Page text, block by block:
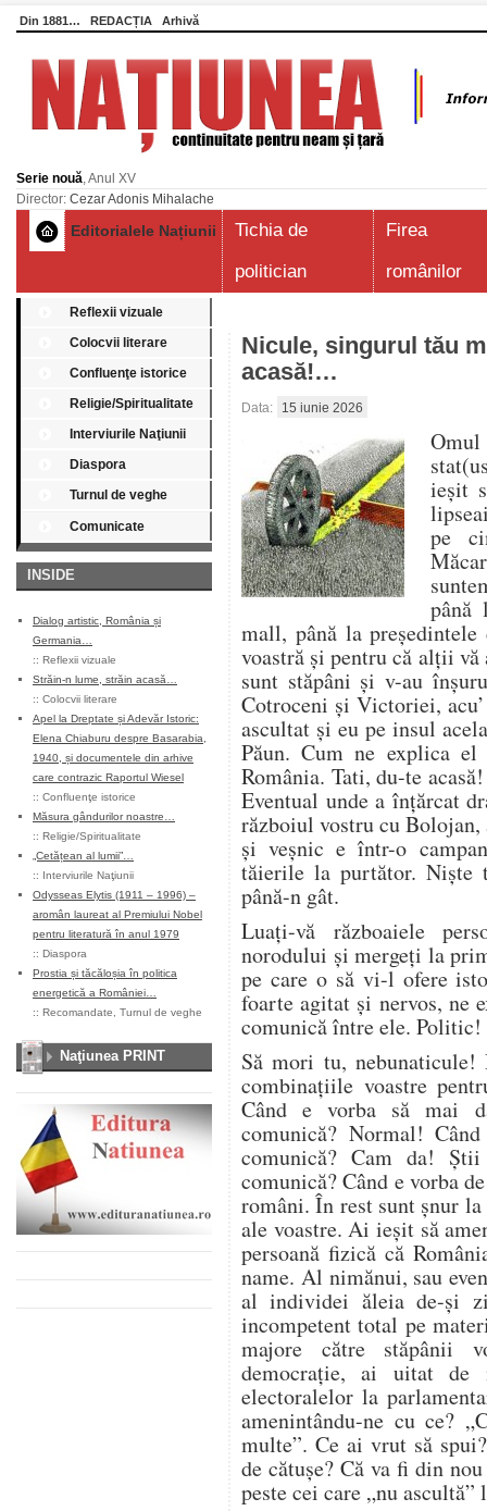
Din 1881… REDACȚIA Arhivă
Serie nouă, Anul XV
Director: Cezar Adonis Mihalache
Editorialele Națiunii
Tichia de
politician
Firea
românilor
Reflexii vizuale
Colocvii literare
Confluenţe istorice
Religie/Spiritualitate
Interviurile Naţiunii
Diaspora
Turnul de veghe
Comunicate
INSIDE
Dialog artistic, România și
Germania…
:: Reflexii vizuale
Străin-n lume, străin acasă…
:: Colocvii literare
Apel la Dreptate și Adevăr Istoric:
Elena Chiaburu despre Basarabia,
1940, și documentele din arhive
care contrazic Raportul Wiesel
:: Confluenţe istorice
Măsura gândurilor noastre…
:: Religie/Spiritualitate
„Cetățean al lumii”…
:: Interviurile Naţiunii
Odysseas Elytis (1911 – 1996) –
aromân laureat al Premiului Nobel
pentru literatură în anul 1979
:: Diaspora
Prostia și tăcăloșia în politica
energetică a României…
:: Recomandate Turnul de veghe
Naţiunea PRINT
Nicule, singurul tău
acasă!…
Data: 15 iunie 2026
ieșit
pe
până
mall, până la
voastră și pentru că alții vă
sunt stăpâni și v-au
Cotroceni și Victoriei,
ascultat și eu pe insul
Păun. Cum ne explica
România. Tati, du-te
Eventual unde a înțărcat
războiul vostru cu Bolojan,
și veșnic e într-o
tăierile la purtător. Niște
până-n gât.
Luați-vă războaiele
norodului și mergeți la
pe care o să vi-l ofere
foarte agitat și nervos, ne
comunică între ele. Politic!
Să mori tu,
combinațiile voastre
Când e vorba să mai
comunică? Normal!
comunică? Cam da!
comunică? Când e vorba
români. În rest sunt șnur la
ale voastre. Ai ieșit să
persoană fizică că
name. Al nimănui, sau
al individei ăleia de-și
incompetent total pe
majore către
democrație, ai uitat de
electoralelor la
amenintându-ne cu ce?
multe”. Ce ai vrut să
de cătușe? Că va fi din
peste cei care „nu ascultă”